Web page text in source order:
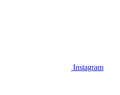
Instagram